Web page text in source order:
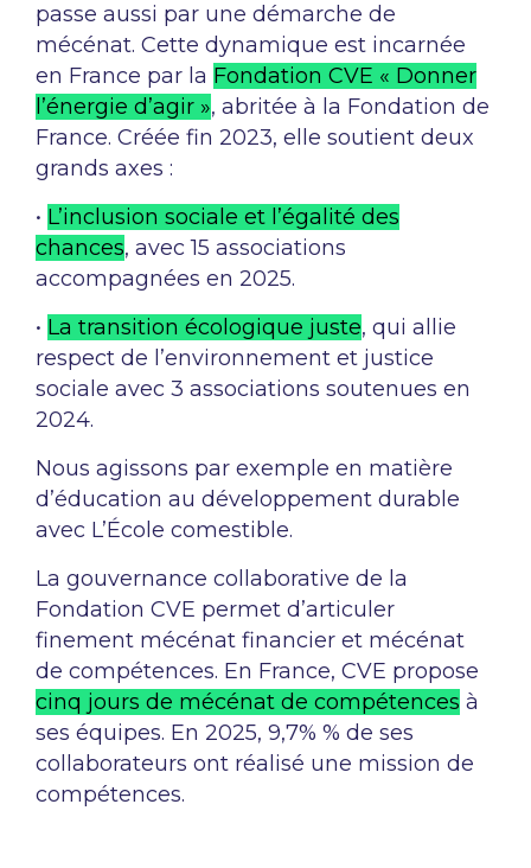
passe aussi par une démarche de
mécénat. Cette dynamique est incarnée
en France par la Fondation CVE « Donner
l’énergie d’agir », abritée à la Fondation de
France. Créée fin 2023, elle soutient deux
grands axes :
• L’inclusion sociale et l’égalité des
chances, avec 15 associations
accompagnées en 2025.
• La transition écologique juste, qui allie
respect de l’environnement et justice
sociale avec 3 associations soutenues en
2024.
Nous agissons par exemple en matière
d’éducation au développement durable
avec L’École comestible.
La gouvernance collaborative de la
Fondation CVE permet d’articuler
finement mécénat financier et mécénat
de compétences. En France, CVE propose
cinq jours de mécénat de compétences à
ses équipes. En 2025, 9,7% % de ses
collaborateurs ont réalisé une mission de
compétences.